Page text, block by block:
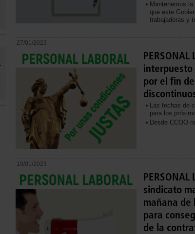
Mantenemos
que este
trabajadoras y
27/01/2023
PERSONAL
interpuesto
por el fin
Las fechas de
para los
Desde CCOO
19/01/2023
PERSONAL
sindicato
mañana de
para
de la